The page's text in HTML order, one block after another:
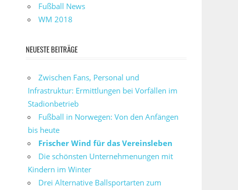
Fußball News
WM 2018
NEUESTE BEITRÄGE
Zwischen Fans, Personal und
Infrastruktur: Ermittlungen bei Vorfällen im
Stadionbetrieb
Fußball in Norwegen: Von den Anfängen
bis heute
Frischer Wind für das Vereinsleben
Die schönsten Unternehmenungen mit
Kindern im Winter
Drei Alternative Ballsportarten zum